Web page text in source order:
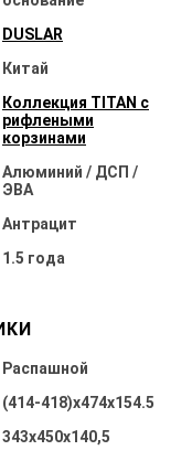
DUSLAR
Китай
Коллекция TITAN с
рифлеными
корзинами
Алюминий / ДСП /
ЭВА
Антрацит
1.5 года
Распашной
(414-418)x474x154.5
343х450х140,5